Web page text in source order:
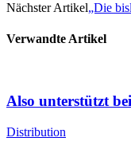
Nächster Artikel„Die
Verwandte Artikel
Also unterstützt
Distribution